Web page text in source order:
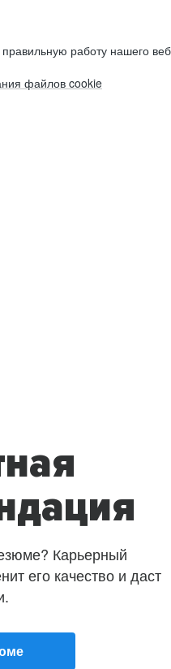
работу нашего
файлов cookie
Карьерный
его качество и даст